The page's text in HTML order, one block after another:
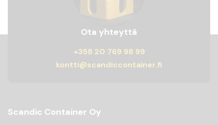
Ota yhteyttä
+358 20 769 98 99
kontti@scandiccontainer.fi
Scandic Container Oy